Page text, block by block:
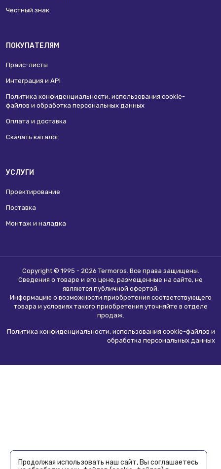
Честный знак
ПОКУПАТЕЛЯМ
Прайс-листы
Интеграция и API
Политика конфиденциальности, использования сookie-
файлов и обработка персональных данных
Оплата и доставка
Скачать каталог
УСЛУГИ
Проектирование
Поставка
Монтаж и наладка
Copyright © 1995 - 2026 Termoros. Все права защищены.
Сведения о товаре и его цене, размещенные на сайте, не
являются публичной офертой.
Информацию о возможности приобретения соответствующего
товара и условиях такого приобретения уточняйте в отделе
продаж.
Политика конфиденциальности, использования сookie-файлов и
обработка персональных данных
Продолжая использовать наш сайт, Вы соглашаетесь